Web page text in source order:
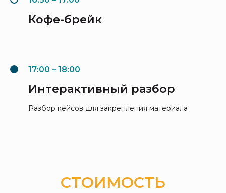
Кофе-брейк
17:00 – 18:00
Интерактивный разбор
Разбор кейсов для закрепления материала
СТОИМОСТЬ